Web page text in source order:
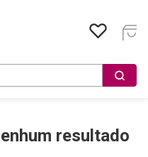
resultado